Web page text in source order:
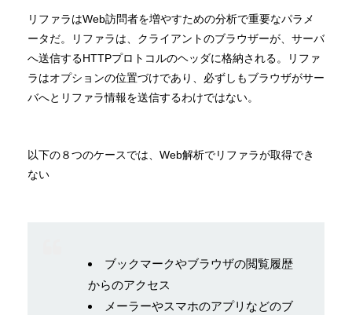
リファラはWeb訪問者を増やすための分析で重要なパラメ
ータだ。リファラは、クライアントのブラウザーが、サーバ
へ送信するHTTPプロトコルのヘッダに格納される。リファ
ラはオプションの位置づけであり、必ずしもブラウザがサー
バへとリファラ情報を送信するわけではない。
以下の８つのケースでは、Web解析でリファラが取得でき
ない
ブックマークやブラウザの閲覧履歴
からのアクセス
メーラーやスマホのアプリなどのブ